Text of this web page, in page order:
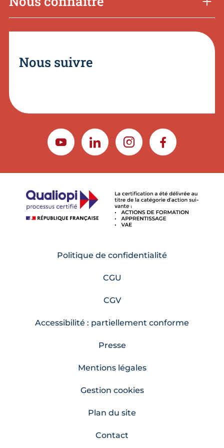
Nous suivre
YOUTUBELINKEDININSTAGRAMFACEBOOK
Politique de confidentialité
CGU
CGV
Accessibilité : partiellement conforme
Presse
Mentions légales
Gestion cookies
Plan du site
Contact